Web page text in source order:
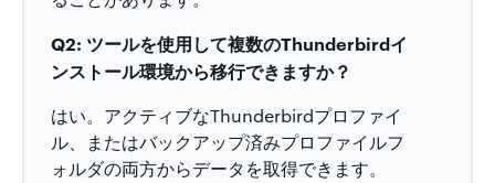
Q2: ツールを使用して複数のThunderbirdイ
ンストール環境から移行できますか？
はい。アクティブなThunderbirdプロファイ
ル、またはバックアップ済みプロファイルフ
ォルダの両方からデータを取得できます。